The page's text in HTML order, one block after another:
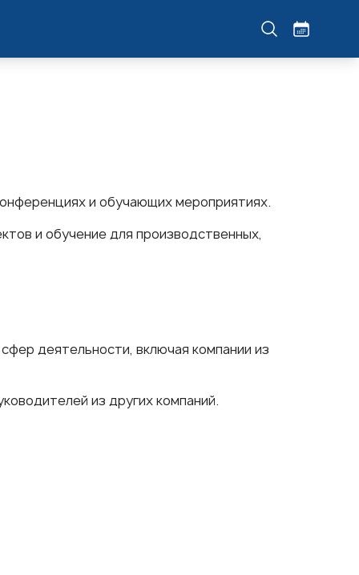
и обучающих мероприятиях.
и обучение для производственных,
деятельности, включая компании из
из других компаний.